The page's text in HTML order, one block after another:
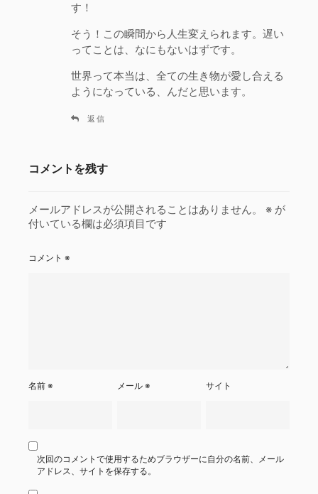
す！
そう！この瞬間から人生変えられます。遅い
ってことは、なにもないはずです。
世界って本当は、全ての生き物が愛し合える
ようになっている、んだと思います。
返信
コメントを残す
メールアドレスが公開されることはありません。 ※ が
付いている欄は必須項目です
コメント ※
名前 ※ メール※ サイト
次回のコメントで使用するためブラウザーに自分の名前、メール
アドレス、サイトを保存する。